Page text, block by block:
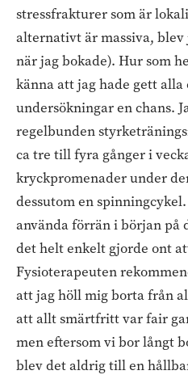
stressfrakturer som är
alternativt är massiva,
när jag bokade). Hur som
känna att jag hade gett
undersökningar en chans.
regelbunden
ca tre till fyra gånger i
kryckpromenader under
dessutom en
använda förrän i början på
det helt enkelt gjorde ont
Fysioterapeuten
att jag höll mig borta från
att allt smärtfritt var fair
men eftersom vi bor långt
blev det aldrig till en